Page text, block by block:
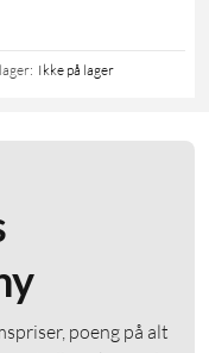
: Ikke på lager
poeng på alt